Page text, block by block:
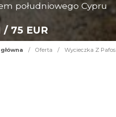
południowego Cypru
/ 75 EUR
/ Oferta / Wycieczka Z